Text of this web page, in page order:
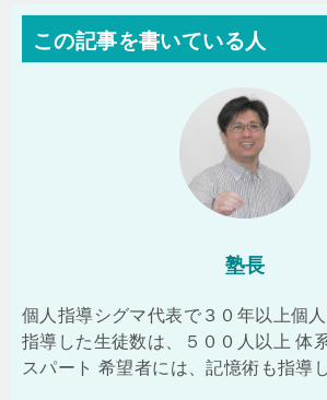
この記事を書いている人
塾長
個人指導シグマ代表で３０年以上個
指導した生徒数は、５００人以上 体
スパート 希望者には、記憶術も指導